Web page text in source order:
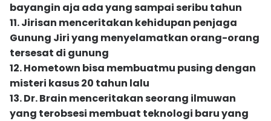
bayangin aja ada yang sampai seribu tahun
11. Jirisan menceritakan kehidupan penjaga
Gunung Jiri yang menyelamatkan orang-orang
tersesat di gunung
12. Hometown bisa membuatmu pusing dengan
misteri kasus 20 tahun lalu
13. Dr. Brain menceritakan seorang ilmuwan
yang terobsesi membuat teknologi baru yang